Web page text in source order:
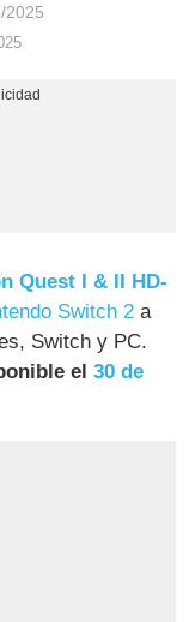
2025
Quest I & II HD-
Switch 2 a
Switch y PC.
el30 de